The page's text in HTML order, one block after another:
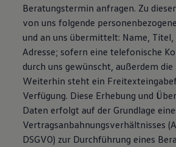
Beratungstermin anfragen. Zu
von uns folgende
und an uns übermittelt: Name, Titel,
Adresse; sofern eine telefonische
durch uns gewünscht, außerdem
Weiterhin steht ein
Verfügung. Diese Erhebung und
Daten erfolgt auf der Grundlage
Vertragsanbahnungsverhältnisses
DSGVO) zur Durchführung eines